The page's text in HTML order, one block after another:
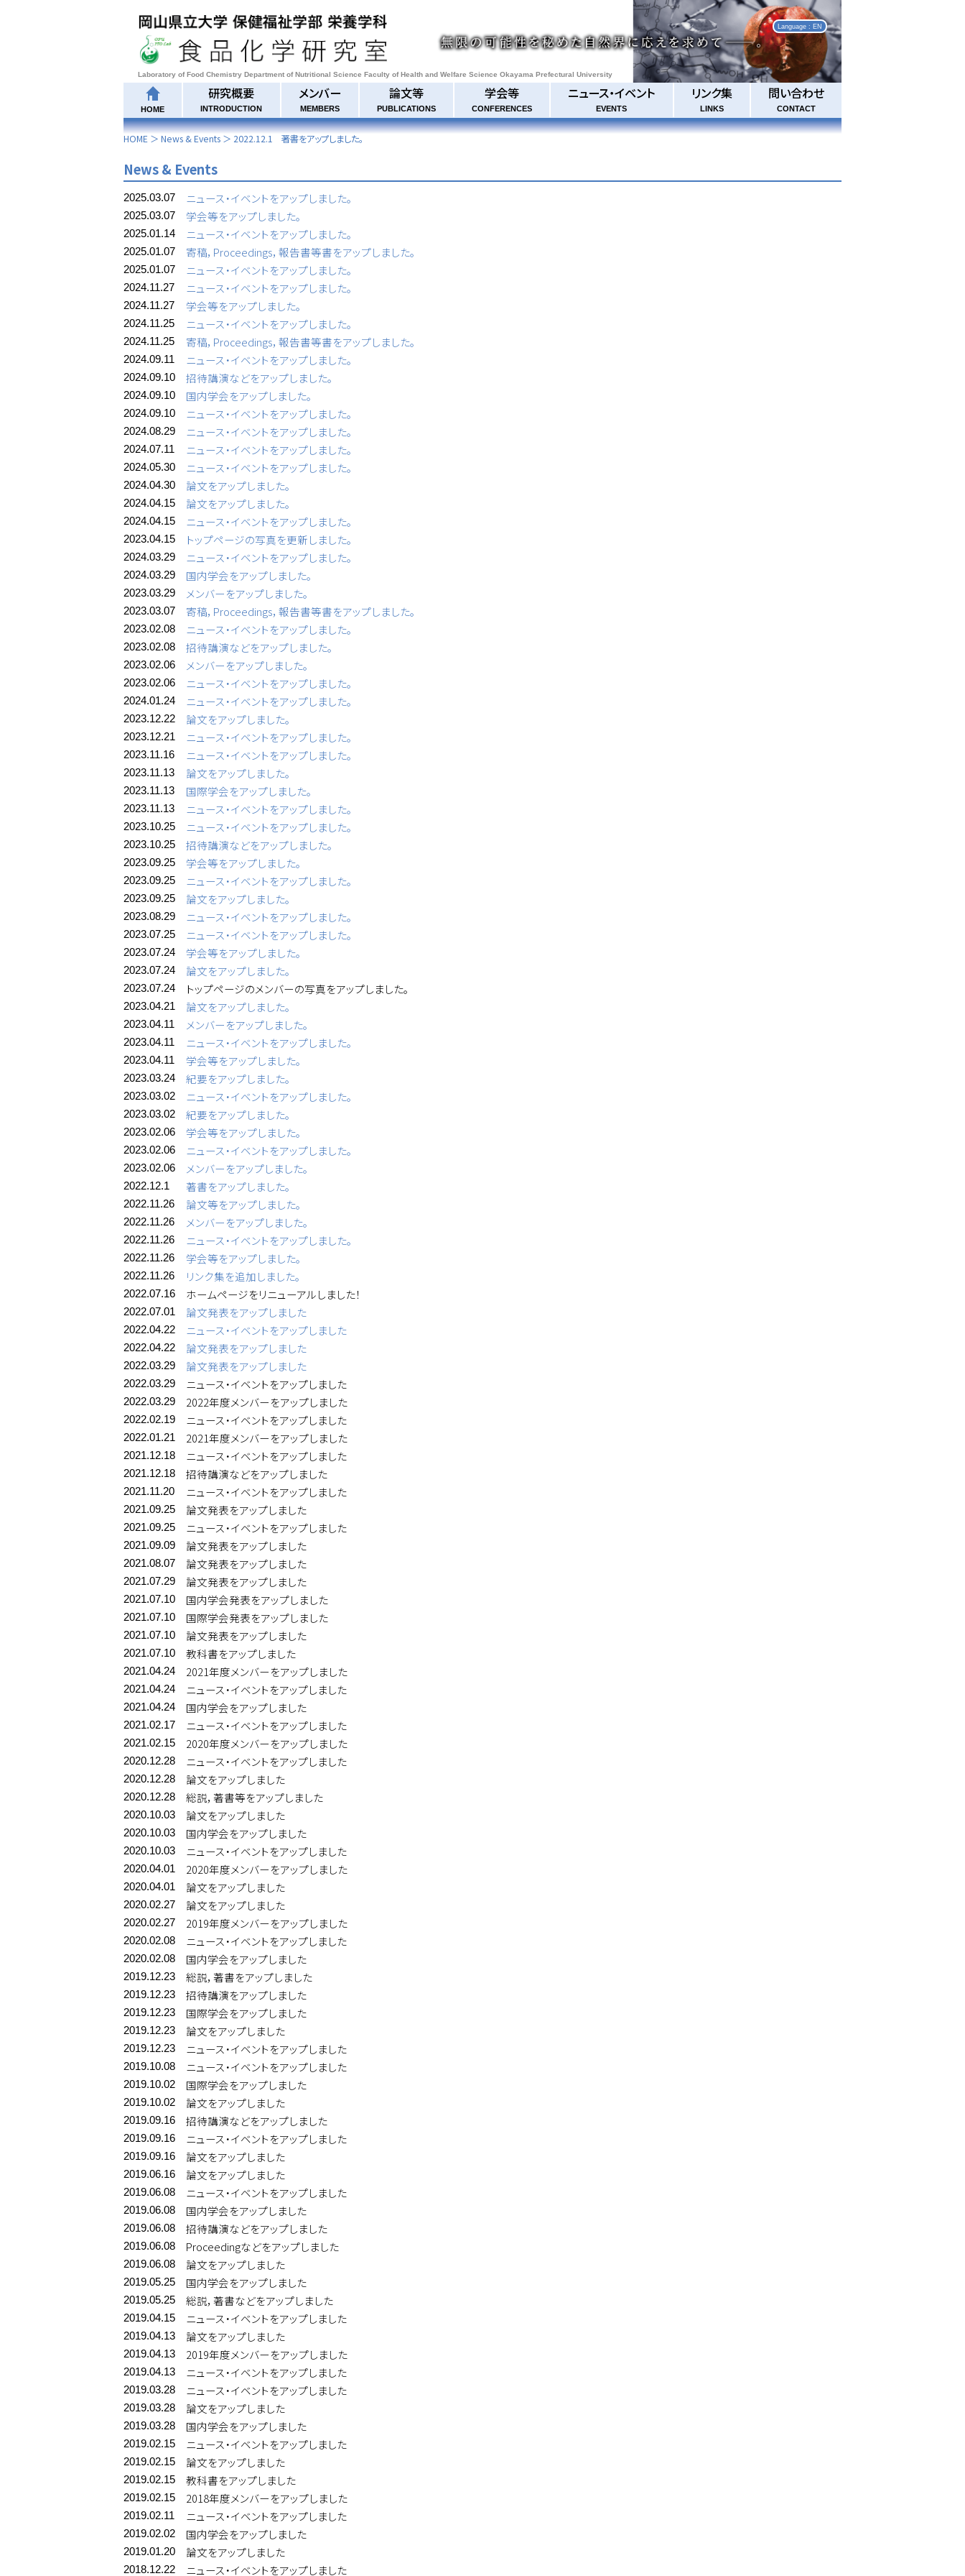
Laboratory of Food Chemistry Department of Nutritional Science Faculty of Health and Welfare Science Okayama Prefectural University
Language : EN
HOME
研究概要
INTRODUCTION
メンバー
MEMBERS
論文等
PUBLICATIONS
学会等
CONFERENCES
ニュース・イベント
EVENTS
リンク集
LINKS
問い合わせ
CONTACT
HOME ＞ News & Events ＞ 2022.12.1 著書をアップしました。
News & Events
2025.03.07 ニュース・イベントをアップしました。
2025.03.07 学会等をアップしました。
2025.01.14 ニュース・イベントをアップしました。
2025.01.07 寄稿，Proceedings，報告書等書をアップしました。
2025.01.07 ニュース・イベントをアップしました。
2024.11.27 ニュース・イベントをアップしました。
2024.11.27 学会等をアップしました。
2024.11.25 ニュース・イベントをアップしました。
2024.11.25 寄稿，Proceedings，報告書等書をアップしました。
2024.09.11 ニュース・イベントをアップしました。
2024.09.10 招待講演などをアップしました。
2024.09.10 国内学会をアップしました。
2024.09.10 ニュース・イベントをアップしました。
2024.08.29 ニュース・イベントをアップしました。
2024.07.11 ニュース・イベントをアップしました。
2024.05.30 ニュース・イベントをアップしました。
2024.04.30 論文をアップしました。
2024.04.15 論文をアップしました。
2024.04.15 ニュース・イベントをアップしました。
2023.04.15 トップページの写真を更新しました。
2024.03.29 ニュース・イベントをアップしました。
2024.03.29 国内学会をアップしました。
2023.03.29 メンバーをアップしました。
2023.03.07 寄稿，Proceedings，報告書等書をアップしました。
2023.02.08 ニュース・イベントをアップしました。
2023.02.08 招待講演などをアップしました。
2023.02.06 メンバーをアップしました。
2023.02.06 ニュース・イベントをアップしました。
2024.01.24 ニュース・イベントをアップしました。
2023.12.22 論文をアップしました。
2023.12.21 ニュース・イベントをアップしました。
2023.11.16 ニュース・イベントをアップしました。
2023.11.13 論文をアップしました。
2023.11.13 国際学会をアップしました。
2023.11.13 ニュース・イベントをアップしました。
2023.10.25 ニュース・イベントをアップしました。
2023.10.25 招待講演などをアップしました。
2023.09.25 学会等をアップしました。
2023.09.25 ニュース・イベントをアップしました。
2023.09.25 論文をアップしました。
2023.08.29 ニュース・イベントをアップしました。
2023.07.25 ニュース・イベントをアップしました。
2023.07.24 学会等をアップしました。
2023.07.24 論文をアップしました。
2023.07.24 トップページのメンバーの写真をアップしました。
2023.04.21 論文をアップしました。
2023.04.11 メンバーをアップしました。
2023.04.11 ニュース・イベントをアップしました。
2023.04.11 学会等をアップしました。
2023.03.24 紀要をアップしました。
2023.03.02 ニュース・イベントをアップしました。
2023.03.02 紀要をアップしました。
2023.02.06 学会等をアップしました。
2023.02.06 ニュース・イベントをアップしました。
2023.02.06 メンバーをアップしました。
2022.12.1 著書をアップしました。
2022.11.26 論文等をアップしました。
2022.11.26 メンバーをアップしました。
2022.11.26 ニュース・イベントをアップしました。
2022.11.26 学会等をアップしました。
2022.11.26 リンク集を追加しました。
2022.07.16 ホームページをリニューアルしました！
2022.07.01 論文発表をアップしました
2022.04.22 ニュース・イベントをアップしました
2022.04.22 論文発表をアップしました
2022.03.29 論文発表をアップしました
2022.03.29 ニュース・イベントをアップしました
2022.03.29 2022年度メンバーをアップしました
2022.02.19 ニュース・イベントをアップしました
2022.01.21 2021年度メンバーをアップしました
2021.12.18 ニュース・イベントをアップしました
2021.12.18 招待講演などをアップしました
2021.11.20 ニュース・イベントをアップしました
2021.09.25 論文発表をアップしました
2021.09.25 ニュース・イベントをアップしました
2021.09.09 論文発表をアップしました
2021.08.07 論文発表をアップしました
2021.07.29 論文発表をアップしました
2021.07.10 国内学会発表をアップしました
2021.07.10 国際学会発表をアップしました
2021.07.10 論文発表をアップしました
2021.07.10 教科書をアップしました
2021.04.24 2021年度メンバーをアップしました
2021.04.24 ニュース・イベントをアップしました
2021.04.24 国内学会をアップしました
2021.02.17 ニュース・イベントをアップしました
2021.02.15 2020年度メンバーをアップしました
2020.12.28 ニュース・イベントをアップしました
2020.12.28 論文をアップしました
2020.12.28 総説，著書等をアップしました
2020.10.03 論文をアップしました
2020.10.03 国内学会をアップしました
2020.10.03 ニュース・イベントをアップしました
2020.04.01 2020年度メンバーをアップしました
2020.04.01 論文をアップしました
2020.02.27 論文をアップしました
2020.02.27 2019年度メンバーをアップしました
2020.02.08 ニュース・イベントをアップしました
2020.02.08 国内学会をアップしました
2019.12.23 総説，著書をアップしました
2019.12.23 招待講演をアップしました
2019.12.23 国際学会をアップしました
2019.12.23 論文をアップしました
2019.12.23 ニュース・イベントをアップしました
2019.10.08 ニュース・イベントをアップしました
2019.10.02 国際学会をアップしました
2019.10.02 論文をアップしました
2019.09.16 招待講演などをアップしました
2019.09.16 ニュース・イベントをアップしました
2019.09.16 論文をアップしました
2019.06.16 論文をアップしました
2019.06.08 ニュース・イベントをアップしました
2019.06.08 国内学会をアップしました
2019.06.08 招待講演などをアップしました
2019.06.08 Proceedingなどをアップしました
2019.06.08 論文をアップしました
2019.05.25 国内学会をアップしました
2019.05.25 総説，著書などをアップしました
2019.04.15 ニュース・イベントをアップしました
2019.04.13 論文をアップしました
2019.04.13 2019年度メンバーをアップしました
2019.04.13 ニュース・イベントをアップしました
2019.03.28 ニュース・イベントをアップしました
2019.03.28 論文をアップしました
2019.03.28 国内学会をアップしました
2019.02.15 ニュース・イベントをアップしました
2019.02.15 論文をアップしました
2019.02.15 教科書をアップしました
2019.02.15 2018年度メンバーをアップしました
2019.02.11 ニュース・イベントをアップしました
2019.02.02 国内学会をアップしました
2019.01.20 論文をアップしました
2018.12.22 ニュース・イベントをアップしました